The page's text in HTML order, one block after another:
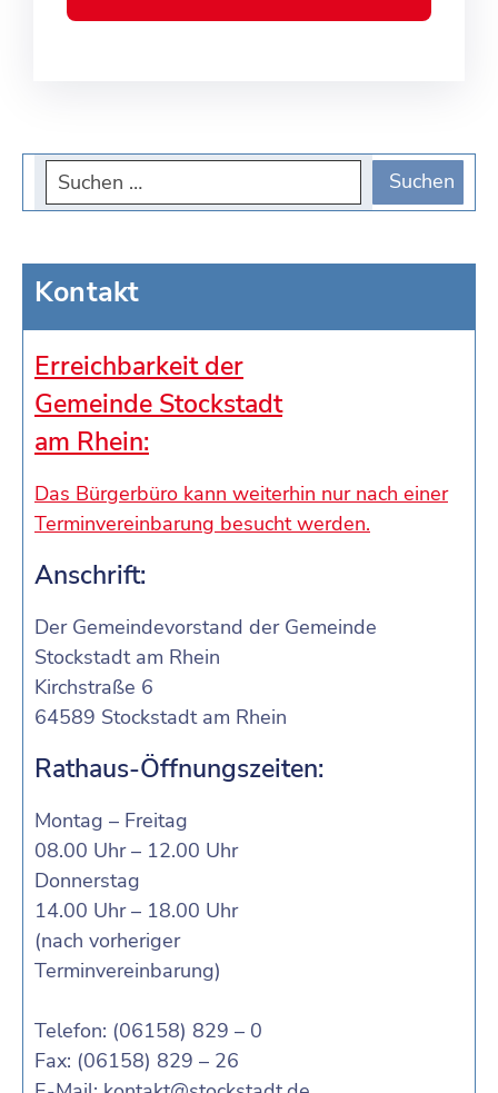
Kontakt
Erreichbarkeit der
Gemeinde Stockstadt
am Rhein:
Das Bürgerbüro kann weiterhin nur nach einer
Terminvereinbarung besucht werden.
Anschrift:
Der Gemeindevorstand der Gemeinde
Stockstadt am Rhein
Kirchstraße 6
64589 Stockstadt am Rhein
Rathaus-Öffnungszeiten:
Montag – Freitag
08.00 Uhr – 12.00 Uhr
Donnerstag
14.00 Uhr – 18.00 Uhr
(nach vorheriger
Terminvereinbarung)
Telefon: (06158) 829 – 0
Fax: (06158) 829 – 26